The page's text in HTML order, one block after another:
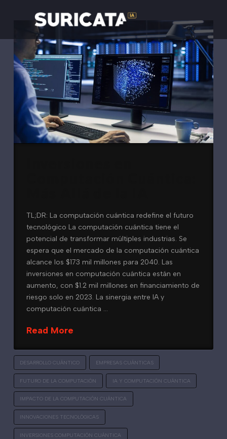
TL;DR: La computación cuántica redefine el futuro
tecnológico La computación cuántica tiene el
potencial de transformar múltiples industrias. Se
espera que el mercado de la computación cuántica
alcance los $173 mil millones para 2040. Las
inversiones en computación cuántica están en
aumento, con $1.2 mil millones en financiamiento de
riesgo solo en 2023. La sinergia entre IA y
computación cuántica …
Read More
DESARROLLO CUÁNTICO EMPRESAS CUÁNTICAS
FUTURO DE LA COMPUTACIÓN IA Y COMPUTACIÓN CUÁNTICA
IMPACTO DE LA COMPUTACIÓN CUÁNTICA
INNOVACIONES TECNOLÓGICAS
INVERSIONES COMPUTACIÓN CUÁNTICA